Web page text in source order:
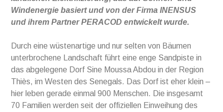
Windenergie basiert und von der Firma INENSUS
und ihrem Partner PERACOD entwickelt wurde.
Durch eine wüstenartige und nur selten von Bäumen
unterbrochene Landschaft führt eine enge Sandpiste in
das abgelegene Dorf Sine Moussa Abdou in der Region
Thiès, im Westen des Senegals. Das Dorf ist eher klein –
hier leben gerade einmal 900 Menschen. Die insgesamt
70 Familien werden seit der offiziellen Einweihung des